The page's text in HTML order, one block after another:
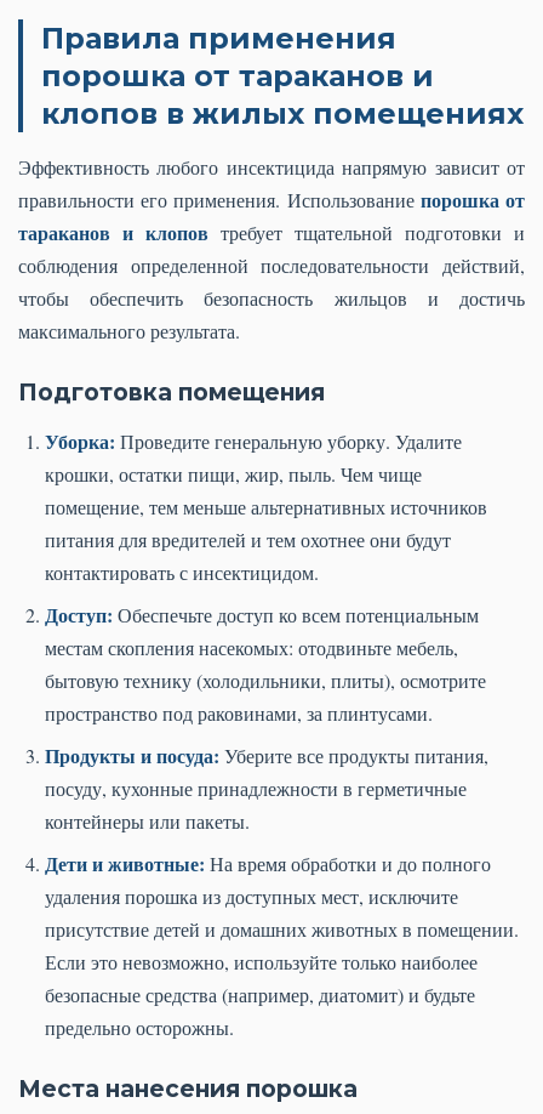
Правила применения
порошка от тараканов и
клопов в жилых помещениях
Эффективность любого инсектицида напрямую зависит от
правильности его применения. Использование порошка от
тараканов и клопов требует тщательной подготовки и
соблюдения определенной последовательности действий,
чтобы обеспечить безопасность жильцов и достичь
максимального результата.
Подготовка помещения
Уборка: Проведите генеральную уборку. Удалите
крошки, остатки пищи, жир, пыль. Чем чище
помещение, тем меньше альтернативных источников
питания для вредителей и тем охотнее они будут
контактировать с инсектицидом.
Доступ: Обеспечьте доступ ко всем потенциальным
местам скопления насекомых: отодвиньте мебель,
бытовую технику (холодильники, плиты), осмотрите
пространство под раковинами, за плинтусами.
Продукты и посуда: Уберите все продукты питания,
посуду, кухонные принадлежности в герметичные
контейнеры или пакеты.
Дети и животные: На время обработки и до полного
удаления порошка из доступных мест, исключите
присутствие детей и домашних животных в помещении.
Если это невозможно, используйте только наиболее
безопасные средства (например, диатомит) и будьте
предельно осторожны.
Места нанесения порошка